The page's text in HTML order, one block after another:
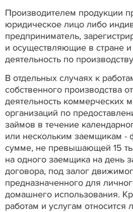
Производителем продукции
юридическое лицо либо
предприниматель,
и осуществляющие в стране
деятельность по
В отдельных случаях к
собственного производства
деятельность коммерческих
организаций по
займов в течение
или нескольким заемщикам -
сумме, не превышающей 15
на одного заемщика на день
договора, под залог
предназначенного для
домашнего использования.
работам и услугам относится